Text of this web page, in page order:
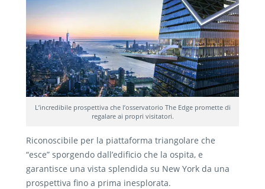
L’incredibile prospettiva che l’osservatorio The Edge promette di
regalare ai propri visitatori.
Riconoscibile per la piattaforma triangolare che
“esce” sporgendo dall’edificio che la ospita, e
garantisce una vista splendida su New York da una
prospettiva fino a prima inesplorata.